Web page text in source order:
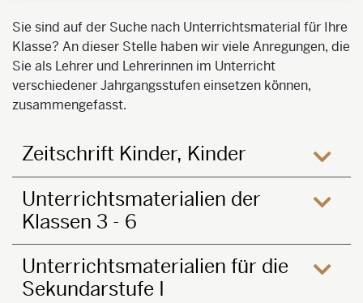
Sie sind auf der Suche nach Unterrichtsmaterial für Ihre
Klasse? An dieser Stelle haben wir viele Anregungen, die
Sie als Lehrer und Lehrerinnen im Unterricht
verschiedener Jahrgangsstufen einsetzen können,
zusammengefasst.
Zeitschrift Kinder, Kinder
Unterrichtsmaterialien der
Klassen 3 - 6
Unterrichtsmaterialien für die
Sekundarstufe I